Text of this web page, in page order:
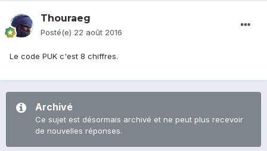
Thouraeg
Posté(e) 22 août 2016
Le code PUK c'est 8 chiffres.
Archivé
Ce sujet est désormais archivé et ne peut plus recevoir
de nouvelles réponses.